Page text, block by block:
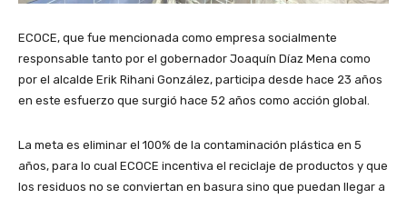
ECOCE, que fue mencionada como empresa socialmente
responsable tanto por el gobernador Joaquín Díaz Mena como
por el alcalde Erik Rihani González, participa desde hace 23 años
en este esfuerzo que surgió hace 52 años como acción global.
La meta es eliminar el 100% de la contaminación plástica en 5
años, para lo cual ECOCE incentiva el reciclaje de productos y que
los residuos no se conviertan en basura sino que puedan llegar a